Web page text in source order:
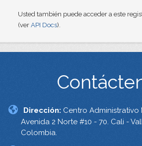
Usted también puede acceder a este
(ver API Docs).
Dirección: Centro Administrativo
Avenida 2 Norte #10 - 70. Cali -
Colombia.